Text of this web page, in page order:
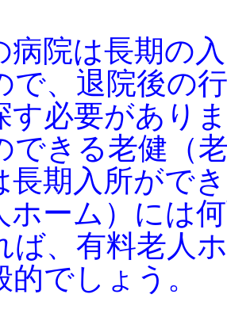
院は長期の
で、退院後の
す必要があり
できる老健（
長期入所がで
ホーム）には
ば、有料老人
でしょう。